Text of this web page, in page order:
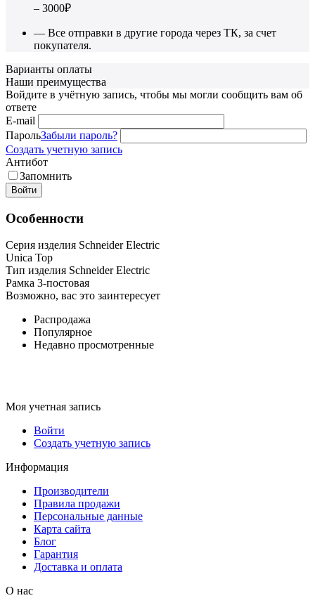
– 3000₽
— Все отправки в другие города через ТК, за счет
покупателя.
Варианты оплаты
Наши преимущества
Войдите в учётную запись, чтобы мы могли сообщить вам об
ответе
E-mail
ПарольЗабыли пароль?
Создать учетную запись
Антибот
Запомнить
Войти
Особенности
Серия изделия Schneider Electric
Unica Top
Тип изделия Schneider Electric
Рамка 3-постовая
Возможно, вас это заинтересует
Распродажа
Популярное
Недавно просмотренные
Моя учетная запись
Войти
Создать учетную запись
Информация
Производители
Правила продажи
Персональные данные
Карта сайта
Блог
Гарантия
Доставка и оплата
О нас